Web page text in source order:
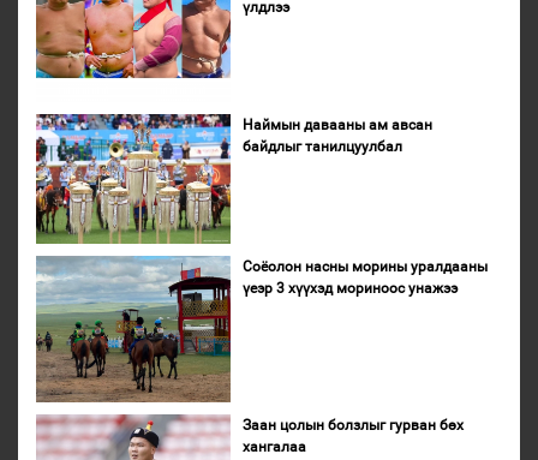
үлдлээ
Наймын давааны ам авсан
байдлыг танилцуулбал
Соёолон насны морины уралдааны
үеэр 3 хүүхэд мориноос унажээ
Заан цолын болзлыг гурван бөх
хангалаа